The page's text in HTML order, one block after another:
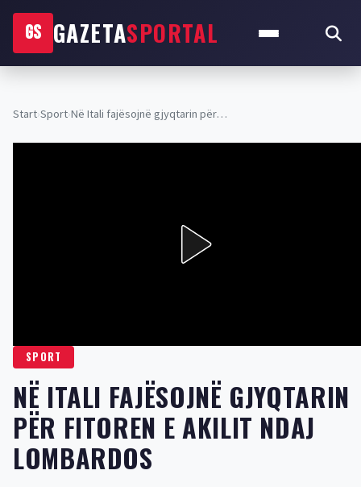
GS GAZETASPORTAL
Start›Sport›Në Itali fajësojnë gjyqtarin për…
SPORT
NË ITALI FAJËSOJNË GJYQTARIN
PËR FITOREN E AKILIT NDAJ
LOMBARDOS